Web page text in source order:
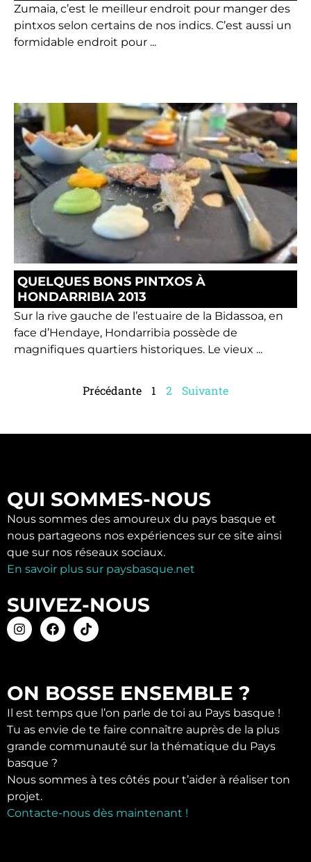
Zumaia, c’est le meilleur endroit pour manger des
pintxos selon certains de nos indics. C’est aussi un
formidable endroit pour ...
QUELQUES BONS PINTXOS À
HONDARRIBIA 2013
Sur la rive gauche de l’estuaire de la Bidassoa, en
face d’Hendaye, Hondarribia possède de
magnifiques quartiers historiques. Le vieux ...
Précédante 1 2 Suivante
QUI SOMMES-NOUS
Nous sommes des amoureux du pays basque et
nous partageons nos expériences sur ce site ainsi
que sur nos réseaux sociaux.
En savoir plus sur paysbasque.net
SUIVEZ-NOUS
ON BOSSE ENSEMBLE ?
Il est temps que l’on parle de toi au Pays basque !
Tu as envie de te faire connaître auprès de la plus
grande communauté sur la thématique du Pays
basque ?
Nous sommes à tes côtés pour t’aider à réaliser ton
projet.
Contacte-nous dès maintenant !